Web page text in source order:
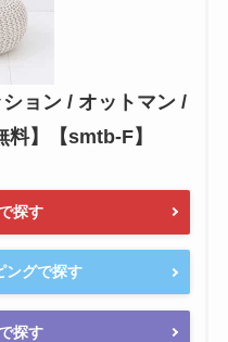
ョン / オットマン /
】【smtb-F】
探す
ングで探す
探す